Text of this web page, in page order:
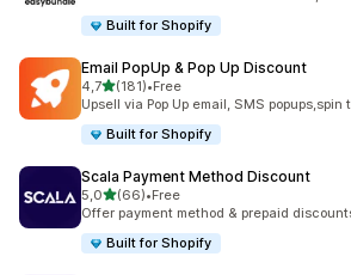
Built for Shopify
Email PopUp & Pop Up Discount
4,75 yıldız üzerinden
(181)
toplam 181 değerlendirme
•Free
Upsell via Pop Up email, SMS
Built for Shopify
Scala Payment Method Discount
5,05 yıldız üzerinden
(66)
toplam 66 değerlendirme
•Free
Offer payment method & prepaid
Built for Shopify